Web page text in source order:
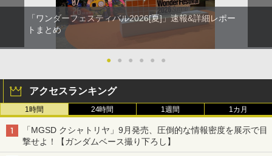
「ワンダーフェスティバル2026[夏]」速報&詳細レポー
トまとめ
● ● ● ● ● ●
アクセスランキング
1時間 24時間 1週間 1カ月
「MGSD クシャトリヤ」9月発売、圧倒的な情報密度を展示で目
撃せよ！【ガンダムベース撮り下ろし】